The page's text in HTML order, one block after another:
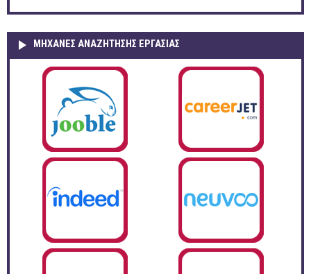
ΜΗΧΑΝΕΣ ΑΝΑΖΗΤΗΣΗΣ ΕΡΓΑΣΙΑΣ